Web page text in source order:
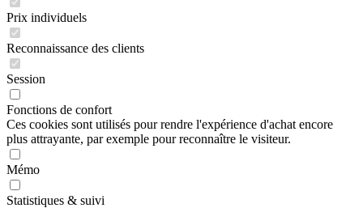
Prix individuels
Reconnaissance des clients
Session
Fonctions de confort
Ces cookies sont utilisés pour rendre l'expérience d'achat encore
plus attrayante, par exemple pour reconnaître le visiteur.
Mémo
Statistiques & suivi